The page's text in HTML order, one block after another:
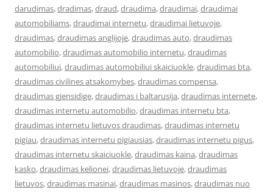
darudimas,dradimas,draud,draudima,draudimai,draudimai
automobiliams,draudimai internetu,draudimai lietuvoje,
draudimas,draudimas anglijoje,draudimas auto,draudimas
automobilio,draudimas automobilio internetu,draudimas
automobiliui,draudimas automobiliui skaiciuokle,draudimas bta,
draudimas civilines atsakomybes,draudimas compensa,
draudimas gjensidige,draudimas i baltarusija,draudimas internete,
draudimas internetu automobilio,draudimas internetu bta,
draudimas internetu lietuvos draudimas,draudimas internetu
pigiau,draudimas internetu pigiausias,draudimas internetu pigus,
draudimas internetu skaiciuokle,draudimas kaina,draudimas
kasko,draudimas kelionei,draudimas lietuvoje,draudimas
lietuvos,draudimas masinai,draudimas masinos,draudimas nuo